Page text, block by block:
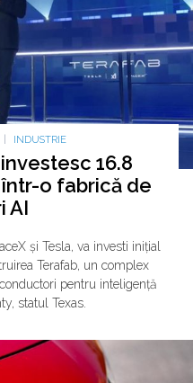
INDUSTRIE
16.8
o fabrică de
AI
și Tesla, va investi inițial
Terafab, un complex
pentru inteligență
statul Texas.